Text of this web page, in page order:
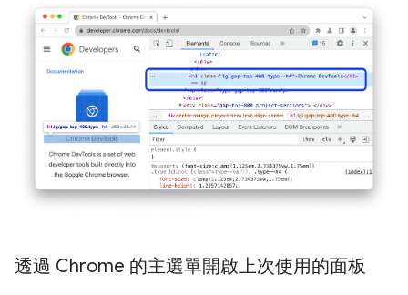
透過 Chrome 的主選單開啟上次使用的面板